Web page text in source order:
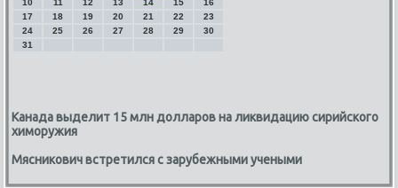
10
11 12 13 14 15
16
17
18 19 20 21 22
23
24
25 26 27 28 29
30
31
Канада выделит 15 млн долларов на ликвидацию сирийского
химоружия
Мясникович встретился с зарубежными учеными